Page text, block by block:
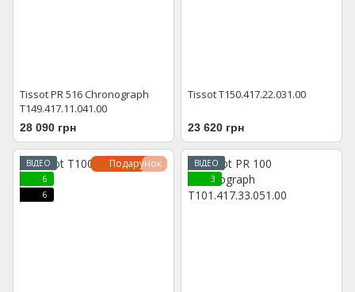
Tissot PR 516 Chronograph
T149.417.11.041.00
28 090 грн
Tissot T150.417.22.031.00
23 620 грн
Подарунок
ВІДЕО
6
6
ВІДЕО
3